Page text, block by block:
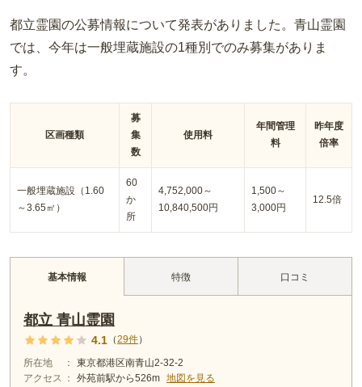
都立霊園の公募情報について発表がありました。青山霊園
では、今年は一般埋蔵施設の1種別でのみ募集がありま
す。
区画種類
募
集
数
使用料
年間管理
料
昨年度
倍率
一般埋蔵施設（1.60
～3.65㎡）
60
か
所
4,752,000～
10,840,500円
1,500～
3,000円
12.5倍
基本情報 特徴 口コミ
都立 青山霊園
4.1 （29件）
所在地
東京都港区南青山2-32-2
アクセス
外苑前駅から526m 地図を見る